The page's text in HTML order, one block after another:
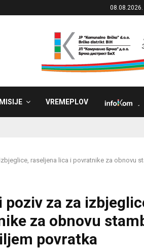
08.08.2026.
VREMEPLOV
raseljena lica i povratnike za obnovu
poziv za za
za obnovu
povratka